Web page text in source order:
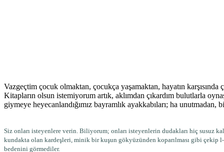
Vazgeçtim çocuk olmaktan, çocukça yaşamaktan, hayatın
Kitapların olsun istemiyorum artık, aklımdan çıkardım bulutlarla
giymeye heyecanlandığımız bayramlık ayakkabıları; ha
Siz onları isteyenlere verin. Biliyorum; onları isteyenlerin dudakları hiç susuz
kundakta olan kardeşleri, minik bir kuşun gökyüzünden koparılması gibi çekip
bedenini görmediler.